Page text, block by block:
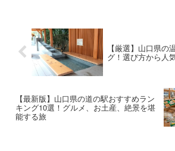
【厳選】山口県の
グ！選び方から人
【最新版】山口県の道の駅おすすめラン
キング10選！グルメ、お土産、絶景を堪
能する旅